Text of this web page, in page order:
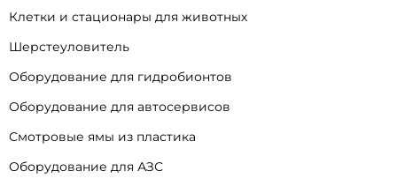
Клетки и стационары для животных
Шерстеуловитель
Оборудование для гидробионтов
Оборудование для автосервисов
Смотровые ямы из пластика
Оборудование для АЗС